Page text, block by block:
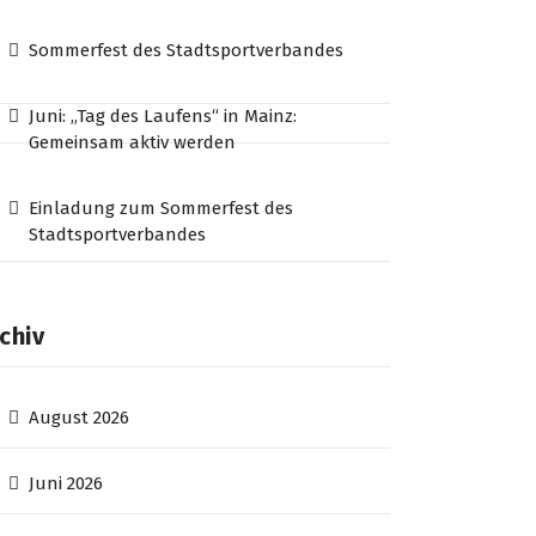
Sommerfest des Stadtsportverbandes
Juni: „Tag des Laufens“ in Mainz:
Gemeinsam aktiv werden
Einladung zum Sommerfest des
Stadtsportverbandes
August 2026
Juni 2026